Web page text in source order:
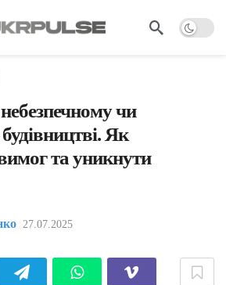
чи
Як
та уникнути
27.07.2025